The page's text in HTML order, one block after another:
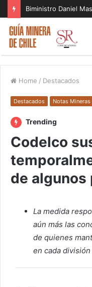
Home / Destacados
Destacados Notas Mineras
Trending
Codelco
de algunos
La medida
aún más las
de quienes
en cada división